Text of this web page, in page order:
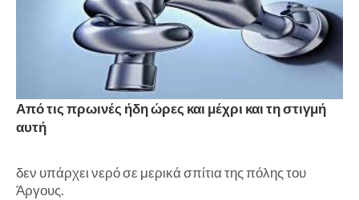
Από τις πρωινές ήδη ώρες και μέχρι και τη στιγμή
αυτή
δεν υπάρχει νερό σε μερικά σπίτια της πόλης του
Άργους.